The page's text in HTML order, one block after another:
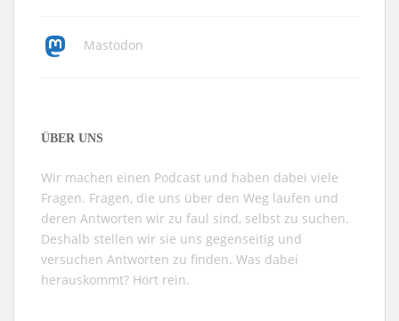
Mastodon
ÜBER UNS
Wir machen einen Podcast und haben dabei viele
Fragen. Fragen, die uns über den Weg laufen und
deren Antworten wir zu faul sind, selbst zu suchen.
Deshalb stellen wir sie uns gegenseitig und
versuchen Antworten zu finden. Was dabei
herauskommt? Hört rein.